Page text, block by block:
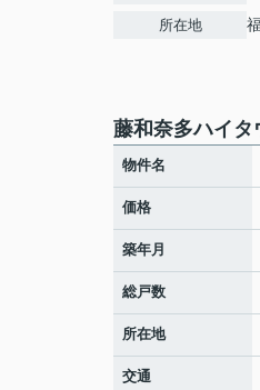
所在地
藤和奈多ハイタ
物件名
価格
築年月
総戸数
所在地
交通